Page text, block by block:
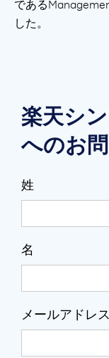
である
した。
楽天シ
へのお
姓
名
メールアドレ